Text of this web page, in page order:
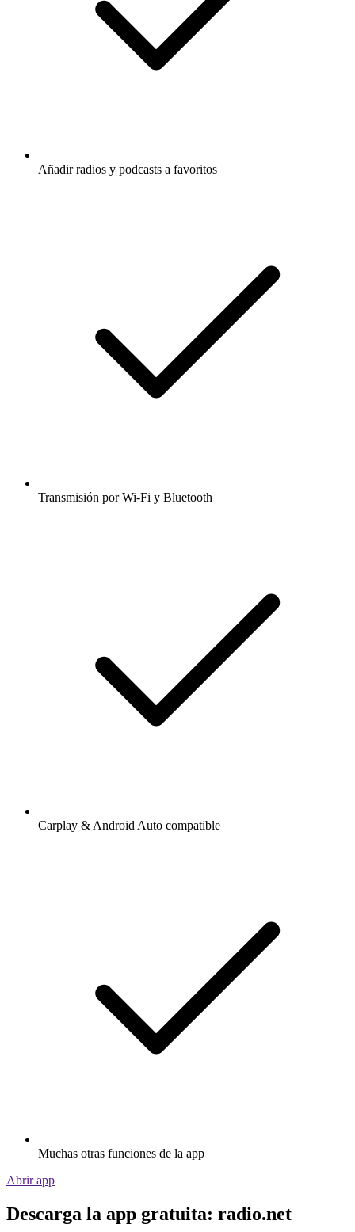
Añadir radios y podcasts a favoritos
Transmisión por Wi-Fi y Bluetooth
Carplay & Android Auto compatible
Muchas otras funciones de la app
Abrir app
Descarga la app gratuita: radio.net